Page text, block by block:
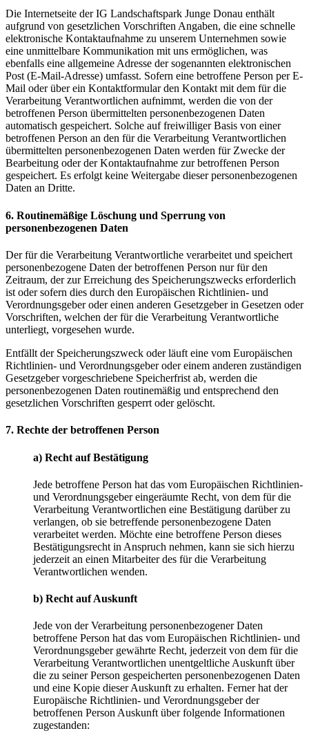
Die Internetseite der IG Landschaftspark Junge Donau enthält
aufgrund von gesetzlichen Vorschriften Angaben, die eine schnelle
elektronische Kontaktaufnahme zu unserem Unternehmen sowie
eine unmittelbare Kommunikation mit uns ermöglichen, was
ebenfalls eine allgemeine Adresse der sogenannten elektronischen
Post (E-Mail-Adresse) umfasst. Sofern eine betroffene Person per E-
Mail oder über ein Kontaktformular den Kontakt mit dem für die
Verarbeitung Verantwortlichen aufnimmt, werden die von der
betroffenen Person übermittelten personenbezogenen Daten
automatisch gespeichert. Solche auf freiwilliger Basis von einer
betroffenen Person an den für die Verarbeitung Verantwortlichen
übermittelten personenbezogenen Daten werden für Zwecke der
Bearbeitung oder der Kontaktaufnahme zur betroffenen Person
gespeichert. Es erfolgt keine Weitergabe dieser personenbezogenen
Daten an Dritte.
6. Routinemäßige Löschung und Sperrung von
personenbezogenen Daten
Der für die Verarbeitung Verantwortliche verarbeitet und speichert
personenbezogene Daten der betroffenen Person nur für den
Zeitraum, der zur Erreichung des Speicherungszwecks erforderlich
ist oder sofern dies durch den Europäischen Richtlinien- und
Verordnungsgeber oder einen anderen Gesetzgeber in Gesetzen oder
Vorschriften, welchen der für die Verarbeitung Verantwortliche
unterliegt, vorgesehen wurde.
Entfällt der Speicherungszweck oder läuft eine vom Europäischen
Richtlinien- und Verordnungsgeber oder einem anderen zuständigen
Gesetzgeber vorgeschriebene Speicherfrist ab, werden die
personenbezogenen Daten routinemäßig und entsprechend den
gesetzlichen Vorschriften gesperrt oder gelöscht.
7. Rechte der betroffenen Person
a) Recht auf Bestätigung
Jede betroffene Person hat das vom Europäischen Richtlinien-
und Verordnungsgeber eingeräumte Recht, von dem für die
Verarbeitung Verantwortlichen eine Bestätigung darüber zu
verlangen, ob sie betreffende personenbezogene Daten
verarbeitet werden. Möchte eine betroffene Person dieses
Bestätigungsrecht in Anspruch nehmen, kann sie sich hierzu
jederzeit an einen Mitarbeiter des für die Verarbeitung
Verantwortlichen wenden.
b) Recht auf Auskunft
Jede von der Verarbeitung personenbezogener Daten
betroffene Person hat das vom Europäischen Richtlinien- und
Verordnungsgeber gewährte Recht, jederzeit von dem für die
Verarbeitung Verantwortlichen unentgeltliche Auskunft über
die zu seiner Person gespeicherten personenbezogenen Daten
und eine Kopie dieser Auskunft zu erhalten. Ferner hat der
Europäische Richtlinien- und Verordnungsgeber der
betroffenen Person Auskunft über folgende Informationen
zugestanden: